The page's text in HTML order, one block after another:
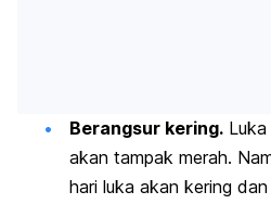
Berangsur kering.
akan tampak merah.
hari luka akan kering